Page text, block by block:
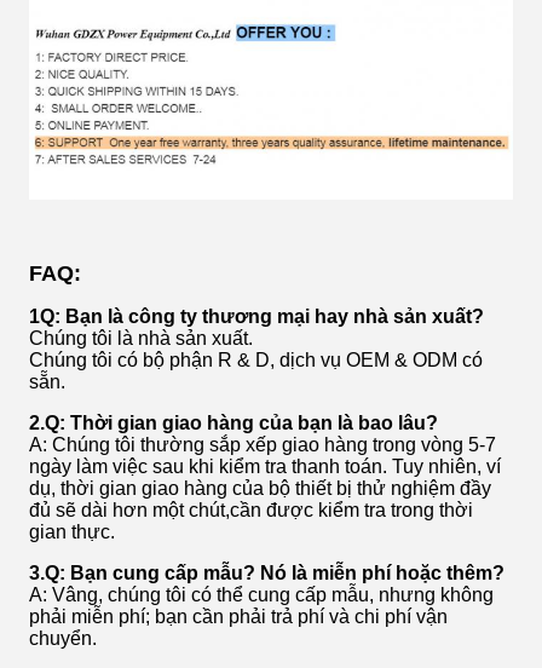
FAQ:
1Q: Bạn là công ty thương mại hay nhà sản xuất?
Chúng tôi là nhà sản xuất.
Chúng tôi có bộ phận R & D, dịch vụ OEM & ODM có
sẵn.
2.Q: Thời gian giao hàng của bạn là bao lâu?
A: Chúng tôi thường sắp xếp giao hàng trong vòng 5-7
ngày làm việc sau khi kiểm tra thanh toán. Tuy nhiên, ví
dụ, thời gian giao hàng của bộ thiết bị thử nghiệm đầy
đủ sẽ dài hơn một chút,cần được kiểm tra trong thời
gian thực.
3.Q: Bạn cung cấp mẫu? Nó là miễn phí hoặc thêm?
A: Vâng, chúng tôi có thể cung cấp mẫu, nhưng không
phải miễn phí; bạn cần phải trả phí và chi phí vận
chuyển.